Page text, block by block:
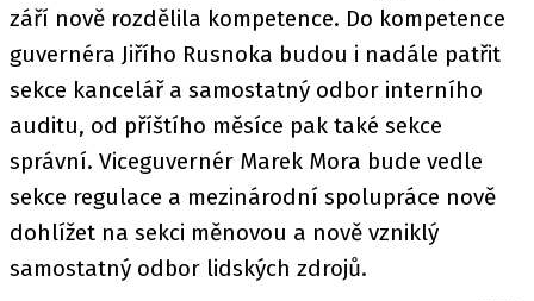
září nově rozdělila kompetence. Do kompetence
guvernéra Jiřího Rusnoka budou i nadále patřit
sekce kancelář a samostatný odbor interního
auditu, od příštího měsíce pak také sekce
správní. Viceguvernér Marek Mora bude vedle
sekce regulace a mezinárodní spolupráce nově
dohlížet na sekci měnovou a nově vzniklý
samostatný odbor lidských zdrojů.